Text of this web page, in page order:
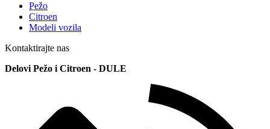
Pežo
Citroen
Modeli vozila
Kontaktirajte nas
Delovi Pežo i Citroen - DULE